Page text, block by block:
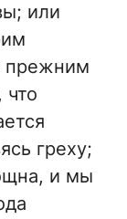
или
прежним
греху;
и мы